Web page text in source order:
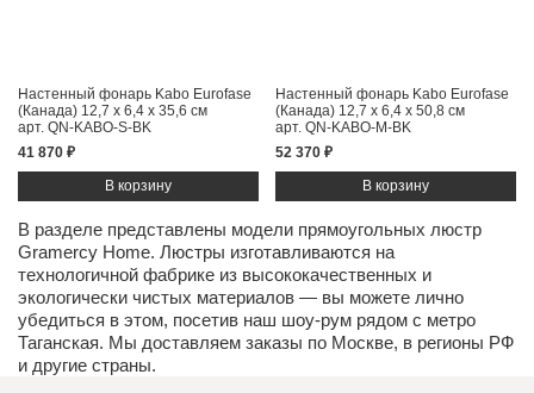
Настенный фонарь Kabo Eurofase
(Канада) 12,7 x 6,4 x 35,6 см
арт. QN-KABO-S-BK
41 870 ₽
Настенный фонарь Kabo Eurofase
(Канада) 12,7 x 6,4 x 50,8 см
арт. QN-KABO-M-BK
52 370 ₽
В разделе представлены модели прямоугольных люстр
Gramercy Home. Люстры изготавливаются на
технологичной фабрике из высококачественных и
экологически чистых материалов — вы можете лично
убедиться в этом, посетив наш шоу-рум рядом с метро
Таганская. Мы доставляем заказы по Москве, в регионы РФ
и другие страны.